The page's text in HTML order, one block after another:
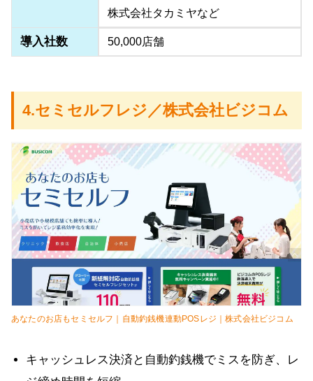
株式会社タカミヤなど
導入社数 50,000店舗
4.セミセルフレジ／株式会社ビジコム
あなたのお店もセミセルフ｜自動釣銭機連動POSレジ｜株式会社ビジコム
キャッシュレス決済と自動釣銭機でミスを防ぎ、レ